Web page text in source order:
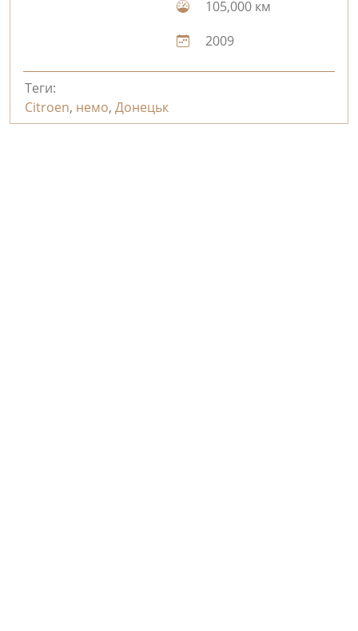
105,000 км
2009
Теги:
Citroen, немо, Донецьк